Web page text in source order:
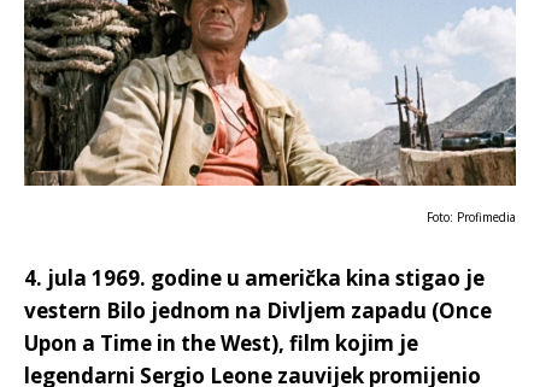
Foto: Profimedia
4. jula 1969. godine u američka kina stigao je
vestern Bilo jednom na Divljem zapadu (Once
Upon a Time in the West), film kojim je
legendarni Sergio Leone zauvijek promijenio